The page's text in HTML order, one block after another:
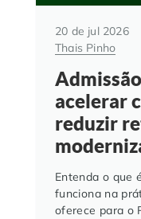
20 de jul 2026
Thais Pinho
acelerar
reduzir
Entenda o que
funciona na
oferece para o